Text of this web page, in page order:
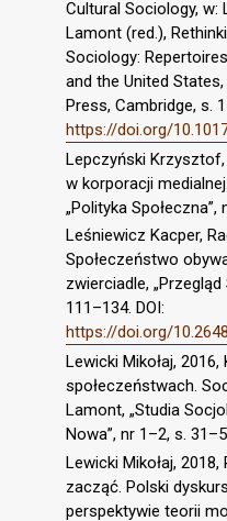
Cultural Sociology, w:
Lamont (red.),
Sociology:
and the United
Press, Cambridge, s.
https://doi.org/
Lepczyński
w korporacji
„Polityka Społeczna”,
Leśniewicz Kacper,
Społeczeństwo
zwierciadle,
111–134. DOI:
https://doi.org/
Lewicki Mikołaj,
społeczeństwach.
Lamont, „Studia
Nowa”, nr 1–2, s.
Lewicki Mikołaj,
zacząć. Polski
perspektywie teorii